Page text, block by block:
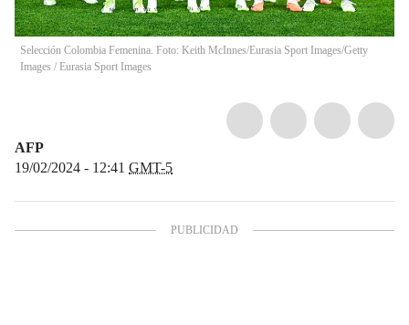
Selección Colombia Femenina. Foto: Keith McInnes/Eurasia Sport Images/Getty
Images / Eurasia Sport Images
AFP
19/02/2024 - 12:41 GMT-5